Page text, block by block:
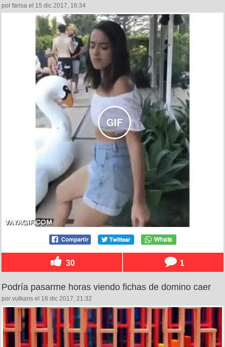
por farisa el 15 dic 2017, 16:34
30 1
Podría pasarme horas viendo fichas de domino caer
por vulkans el 16 dic 2017, 21:32